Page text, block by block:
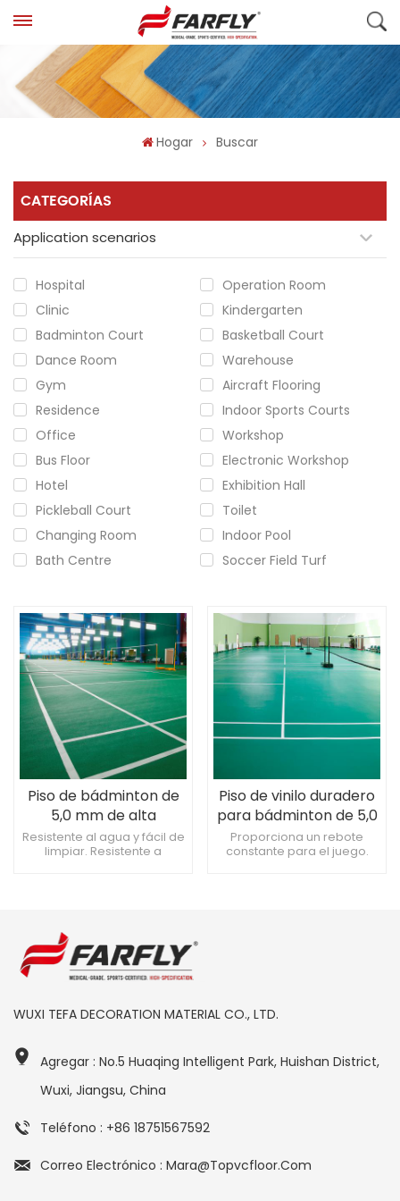
Hogar Buscar
CATEGORÍAS
Application scenarios
Hospital
Operation Room
Clinic
Kindergarten
Badminton Court
Basketball Court
Dance Room
Warehouse
Gym
Aircraft Flooring
Residence
Indoor Sports Courts
Office
Workshop
Bus Floor
Electronic Workshop
Hotel
Exhibition Hall
Pickleball Court
Toilet
Changing Room
Indoor Pool
Bath Centre
Soccer Field Turf
Piso de bádminton de
5,0 mm de alta
elasticidad para todas
las canchas
Resistente al agua y fácil de
limpiar. Resistente a
Piso de vinilo duradero
para bádminton de 5,0
mm
Proporciona un rebote
constante para el juego.
WUXI TEFA DECORATION MATERIAL CO., LTD.
Agregar : No.5 Huaqing Intelligent Park, Huishan District,
Wuxi, Jiangsu, China
Teléfono : +86 18751567592
Correo Electrónico : Mara@topvcfloor.com